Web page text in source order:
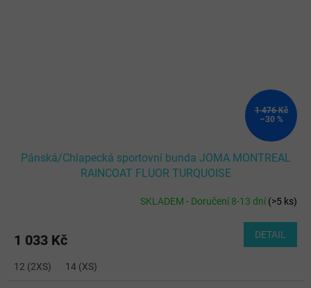
1 476 Kč
–30 %
Pánská/Chlapecká sportovní bunda JOMA MONTREAL
RAINCOAT FLUOR TURQUOISE
SKLADEM - Doručení 8-13 dní(>5 ks)
1 033 Kč DETAIL
12 (2XS) 14 (XS)